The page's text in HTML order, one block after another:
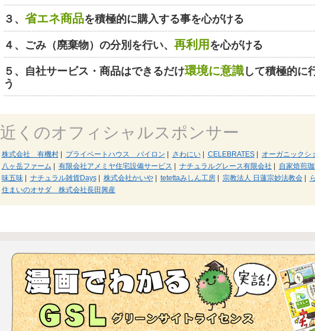
３、 省エネ商品を積極的に購入する事を心がける
４、ごみ（廃棄物）の分別を行い、 再利用 を心がける
５、自社サービス・商品はできるだけ環境に意識して積極的に
う
近くのオフィシャルスポンサー
株式会社 有機村| プライベートハウス バイロン さわにい| CELEBRATES| オーガニック
八ヶ岳ファーム
有限会社アメミヤ住宅設備サービス ナチュラルグレース有限会社 自家焙煎
味五味| ナチュラル雑貨Days| 株式会社かいや| tetettaみしん工房| 宗教法人 日蓮宗妙法教会|
住まいのオサダ 株式会社長田興産